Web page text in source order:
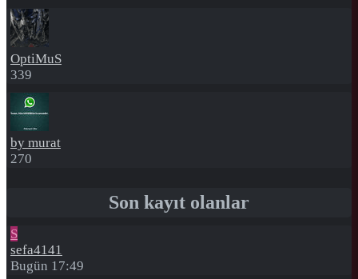
OptiMuS
339
by murat
270
Son kayıt olanlar
S
sefa4141
Bugün 17:49